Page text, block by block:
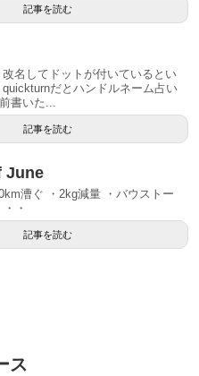
記事を読む
名してドットが付いているとい
だとハンドルネーム占い
書いた...
記事を読む
June
漕ぐ ・2kg減量 ・バウストー
・
記事を読む
ス